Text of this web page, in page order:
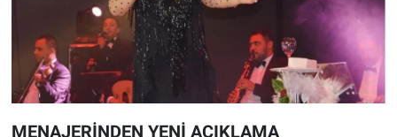
MENAJERİNDEN YENİ AÇIKLAMA